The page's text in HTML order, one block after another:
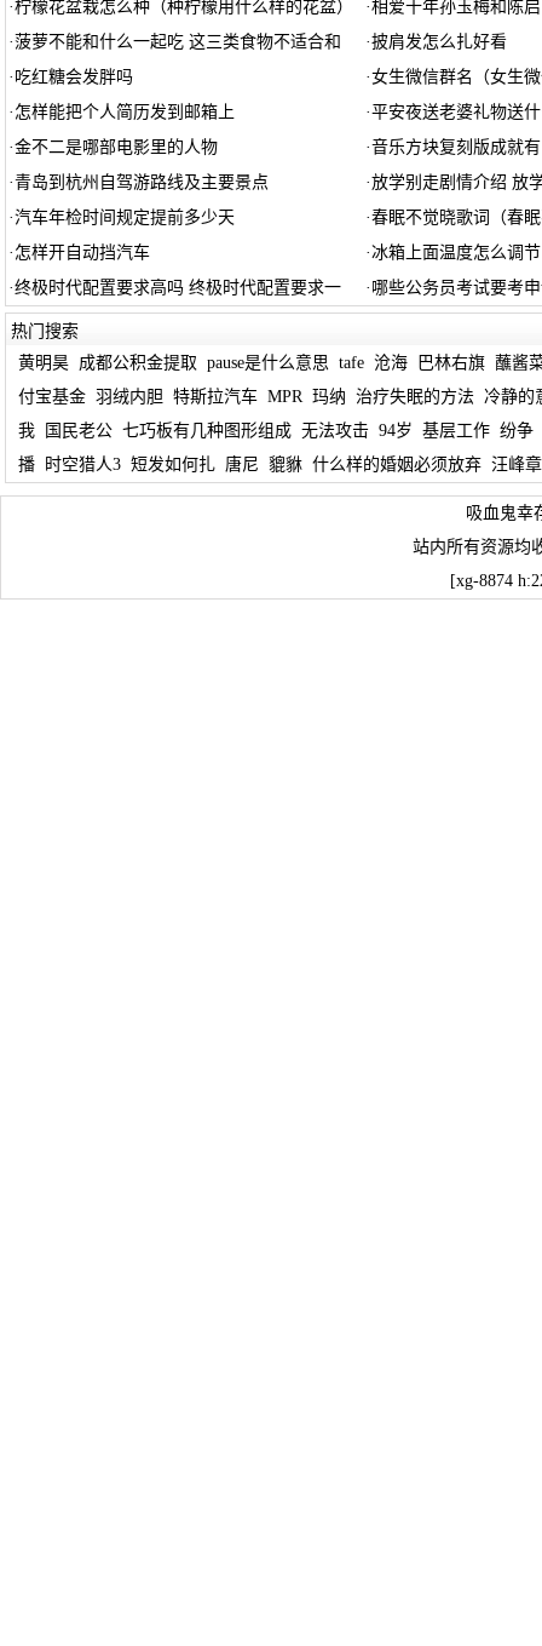
·柠檬花盆栽怎么种（种柠檬用什么样的花盆） ·相爱十年孙玉梅和陈
·菠萝不能和什么一起吃 这三类食物不适合和 ·披肩发怎么扎好看
· 吃红糖会发胖吗 ·女生微信群名（女生
· 怎样能把个人简历发到邮箱上 ·平安夜送老婆礼物送
·金不二是哪部电影里的人物 ·音乐方块复刻版成就
·青岛到杭州自驾游路线及主要景点 ·放学别走剧情介绍 放
·汽车年检时间规定提前多少天 ·春眠不觉晓歌词（春
· 怎样开自动挡汽车 ·冰箱上面温度怎么调
·终极时代配置要求高吗 终极时代配置要求一 · 哪些公务员考试要考
热门搜索
黄明昊
成都公积金提取 pause是什么意思 tafe 沧海 巴林右旗
蘸酱
付宝基金 羽绒内胆 特斯拉汽车 MPR 玛纳 治疗失眠的方法
冷静的
我
国民老公 七巧板有几种图形组成 无法攻击 94岁 基层工作 纷争
播
时空猎人3 短发如何扎 唐尼 貔貅 什么样的婚姻必须放弃 汪峰
吸血鬼幸
站内所有资源均
[xg-8874